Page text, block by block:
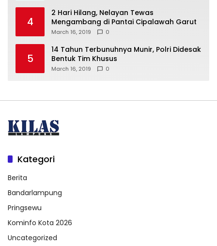
4
2 Hari Hilang, Nelayan Tewas
Mengambang di Pantai Cipalawah Garut
March 16, 2019 0
5
14 Tahun Terbunuhnya Munir, Polri Didesak
Bentuk Tim Khusus
March 16, 2019 0
Kategori
Berita
Bandarlampung
Pringsewu
Kominfo Kota 2026
Uncategorized